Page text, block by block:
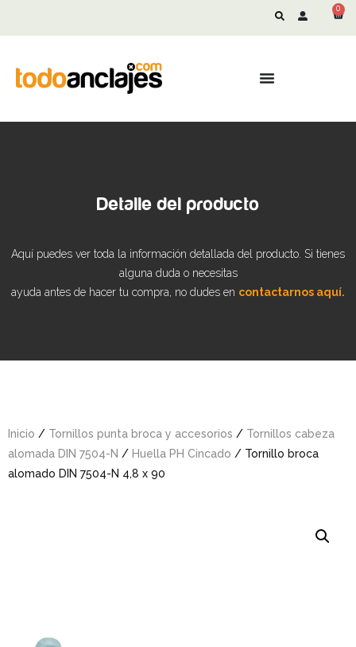
0
Detalle del producto
Aquí puedes ver toda la información detallada del producto. Si tienes
alguna duda o necesitas
ayuda antes de hacer tu compra, no dudes en contactarnos aquí.
Inicio / Tornillos punta broca y accesorios / Tornillos cabeza
alomada DIN 7504-N / Huella PH Cincado / Tornillo broca
alomado DIN 7504-N 4,8 x 90